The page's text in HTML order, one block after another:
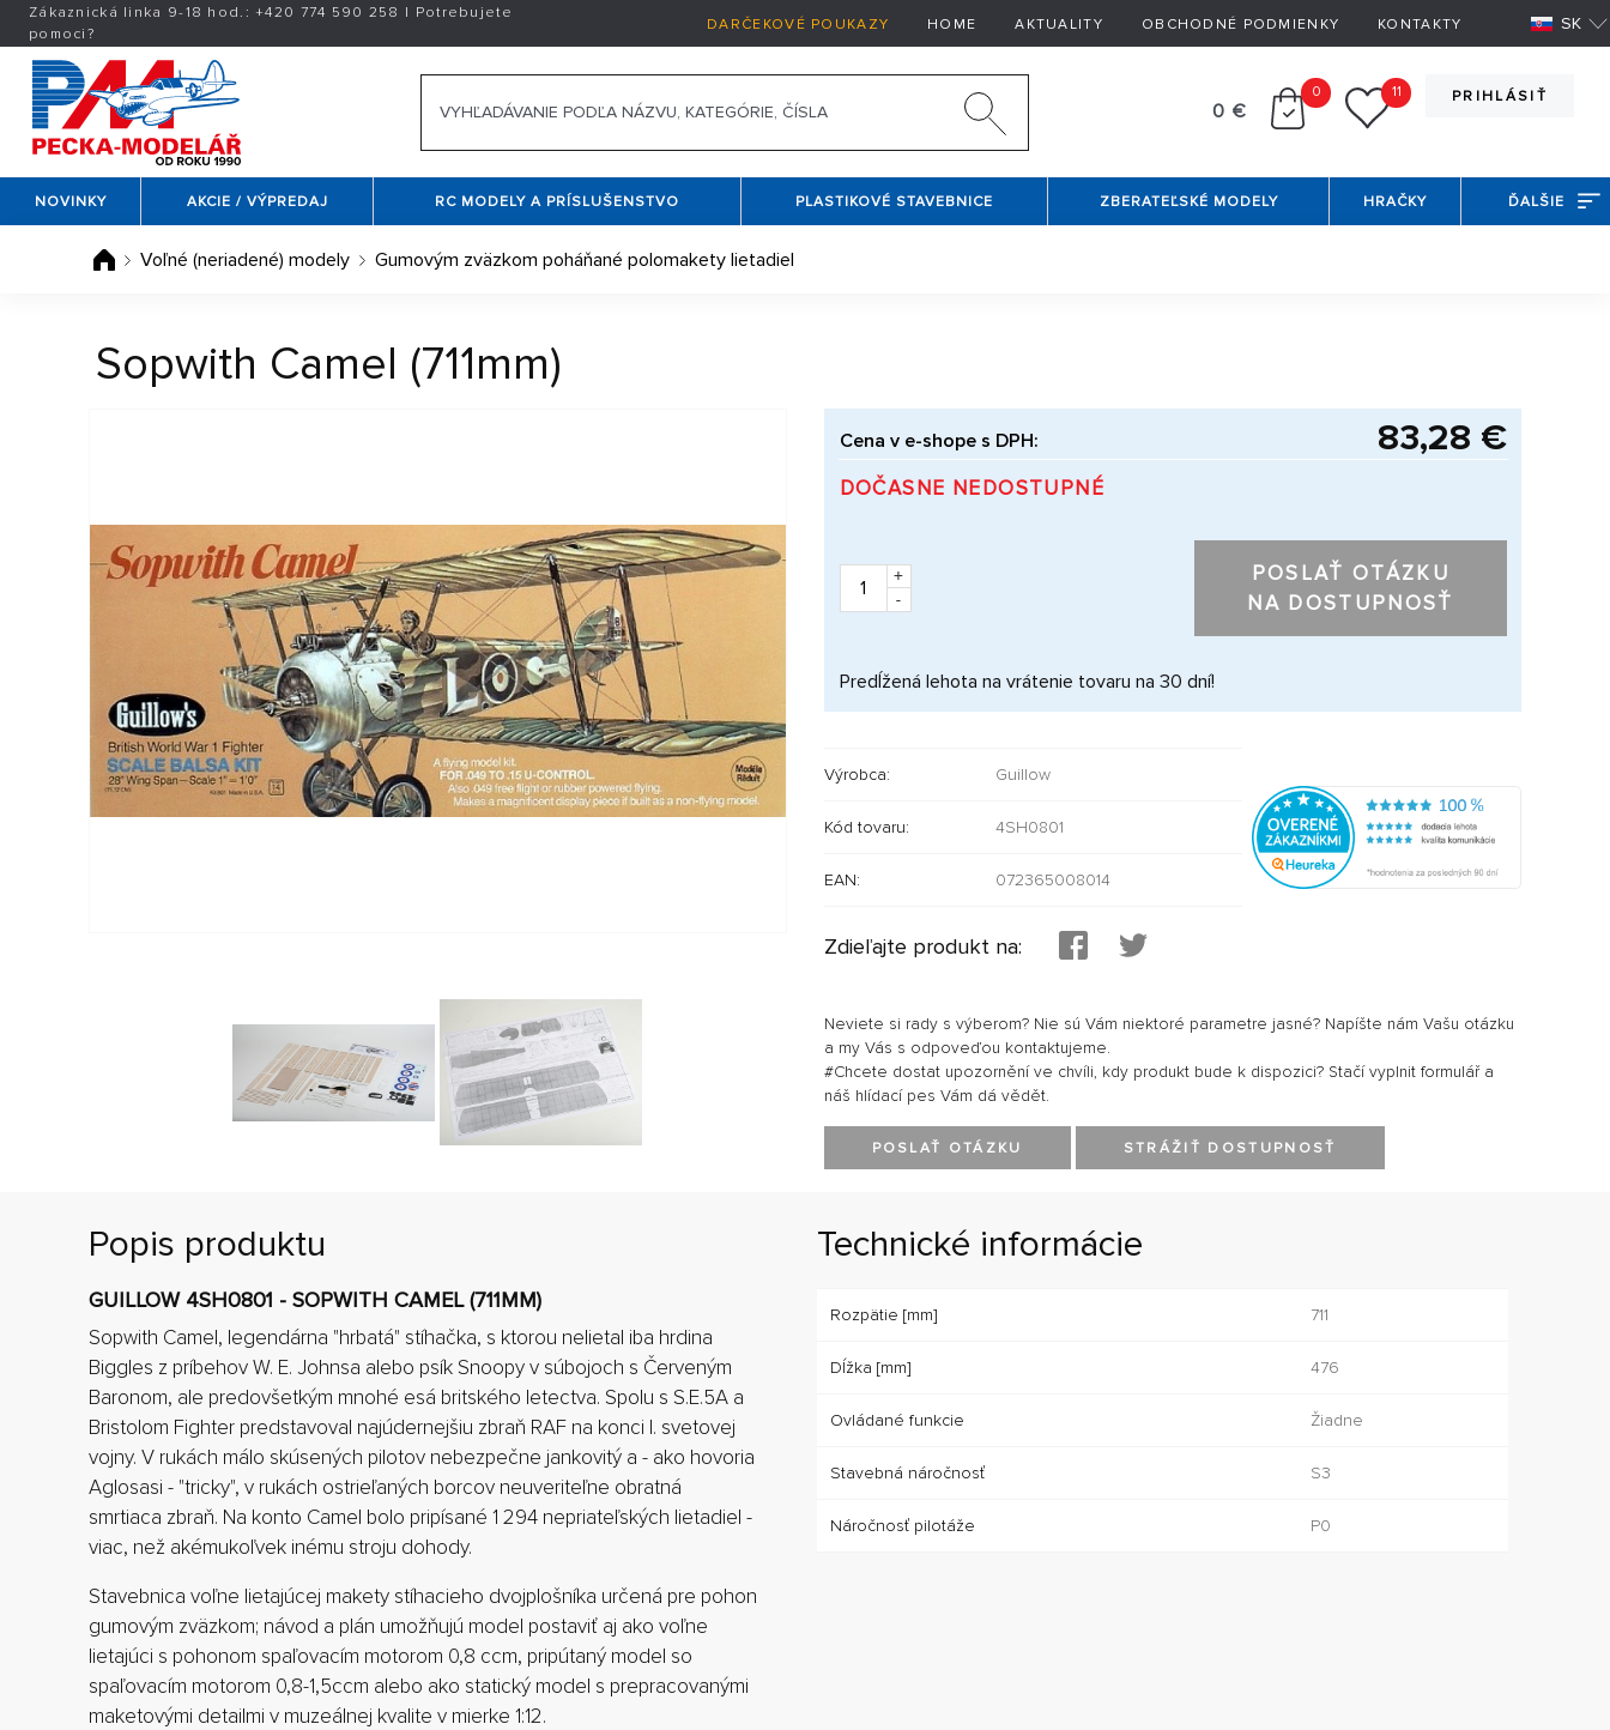
Zákaznická linka 9-18 hod.:+420 774 590 258 | Potrebujete
pomoci?
DARČEKOVÉ POUKAZY HOME AKTUALITY OBCHODNÉ PODMIENKY KONTAKTY SK
PRIHLÁSIŤ
0 €
0 11
NOVINKY AKCIE / VÝPREDAJ RC MODELY A PRÍSLUŠENSTVO PLASTIKOVÉ STAVEBNICE ZBERATEĽSKÉ MODELY HRAČKY ĎALŠIE
Voľné (neriadené) modely Gumovým zväzkom poháňané polomakety lietadiel
Sopwith Camel (711mm)
Cena v e-shope s DPH: 83,28 €
DOČASNE NEDOSTUPNÉ
+
-
POSLAŤ OTÁZKU
NA DOSTUPNOSŤ
Predĺžená lehota na vrátenie tovaru na 30 dní!
Výrobca: Guillow
Kód tovaru: 4SH0801
EAN: 072365008014
Zdieľajte produkt na:
Neviete si rady s výberom? Nie sú Vám niektoré parametre jasné? Napíšte nám Vašu otázku
a my Vás s odpoveďou kontaktujeme.
#Chcete dostat upozornění ve chvíli, kdy produkt bude k dispozici? Stačí vyplnit formulář a
náš hlídací pes Vám dá vědět.
POSLAŤ OTÁZKU STRÁŽIŤ DOSTUPNOSŤ
Popis produktu
GUILLOW 4SH0801 - SOPWITH CAMEL (711MM)
Sopwith Camel, legendárna "hrbatá" stíhačka, s ktorou nelietal iba hrdina
Biggles z príbehov W. E. Johnsa alebo psík Snoopy v súbojoch s Červeným
Baronom, ale predovšetkým mnohé esá britského letectva. Spolu s S.E.5A a
Bristolom Fighter predstavoval najúdernejšiu zbraň RAF na konci I. svetovej
vojny. V rukách málo skúsených pilotov nebezpečne jankovitý a - ako hovoria
Aglosasi - "tricky", v rukách ostrieľaných borcov neuveriteľne obratná
smrtiaca zbraň. Na konto Camel bolo pripísané 1 294 nepriateľských lietadiel -
viac, než akémukoľvek inému stroju dohody.
Stavebnica voľne lietajúcej makety stíhacieho dvojplošníka určená pre pohon
gumovým zväzkom; návod a plán umožňujú model postaviť aj ako voľne
lietajúci s pohonom spaľovacím motorom 0,8 ccm, pripútaný model so
spaľovacím motorom 0,8-1,5ccm alebo ako statický model s prepracovanými
maketovými detailmi v muzeálnej kvalite v mierke 1:12.
Technické informácie
Rozpätie [mm] 711
Dĺžka [mm] 476
Ovládané funkcie Žiadne
Stavebná náročnosť S3
Náročnosť pilotáže P0